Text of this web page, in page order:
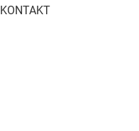
KONTAKT